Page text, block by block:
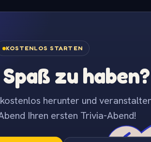
KOSTENLOS STARTEN
zu haben?
herunter und
Ihren ersten Trivia-Abend!